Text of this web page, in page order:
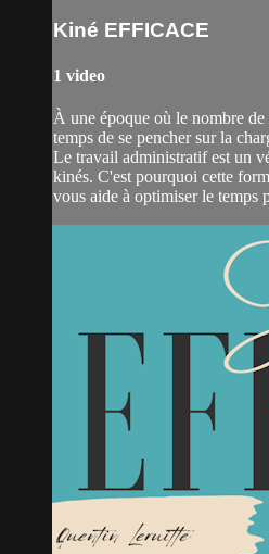
Kiné EFFICACE
1 video
À une époque où le nombre
temps de se pencher sur la
Le travail administratif est un
kinés. C'est pourquoi cette
vous aide à optimiser le temps